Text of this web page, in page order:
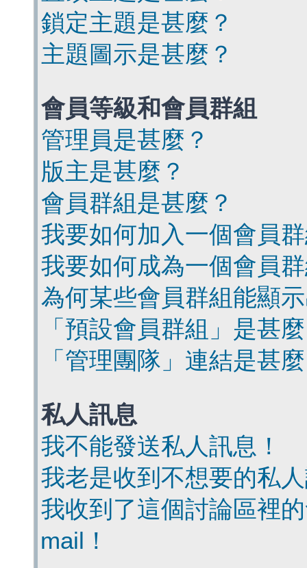
鎖定主題是甚麼？
主題圖示是甚麼？
會員等級和會員群組
管理員是甚麼？
版主是甚麼？
會員群組是甚麼？
我要如何加入一個會員
我要如何成為一個會員
為何某些會員群組能顯
「預設會員群組」是甚
「管理團隊」連結是甚
私人訊息
我不能發送私人訊息！
我老是收到不想要的私
我收到了這個討論區裡
mail！